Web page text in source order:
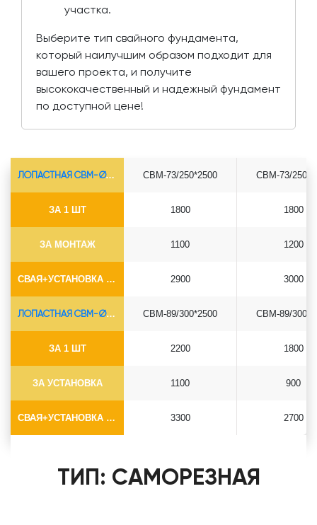
участка.
Выберите тип свайного фундамента,
который наилучшим образом подходит для
вашего проекта, и получите
высококачественный и надежный фундамент
по доступной цене!
ЛОПАСТНАЯ СВМ-Ø73*5.5
ЗА 1 ШТ
ЗА МОНТАЖ
СВАЯ+УСТАНОВКА (БЕЗ ОГОЛОВКА)
СВМ-73/250*2500
1800
1100
2900
СВМ-73/
1800
1200
3000
ЛОПАСТНАЯ СВМ-Ø89*6.5
ЗА 1 ШТ
ЗА УСТАНОВКА
СВАЯ+УСТАНОВКА (БЕЗ ОГОЛОВКА)
СВМ-89/300*2500
2200
1100
3300
СВМ-89/
1800
900
2700
ТИП: САМОРЕЗНАЯ